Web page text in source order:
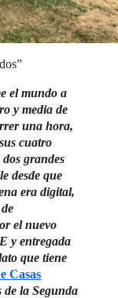
el mundo a
y media de
una hora,
cuatro
grandes
desde que
era digital,
el nuevo
y entregada
que tiene
Casas
de la Segunda